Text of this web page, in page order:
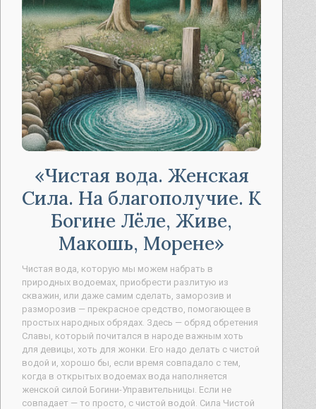
Чистая вода. Женская
Сила. На благополучие. К
Богине Лёле, Живе,
Макошь, Морене
Чистая вода, которую мы можем набрать в
природных водоемах, приобрести разлитую из
скважин, или даже самим сделать, заморозив и
разморозив — прекрасное средство, помогающее в
простых народных обрядах. Здесь — обряд обретения
Славы, который почитался в народе важным хоть
для девицы, хоть для жонки. Его надо делать с чистой
водой и, хорошо бы, если время совпадало с тем,
когда в открытых водоемах вода наполняется
женской силой Богини-Управительницы. Если не
совпадает — то просто, с чистой водой. Сила Чистой